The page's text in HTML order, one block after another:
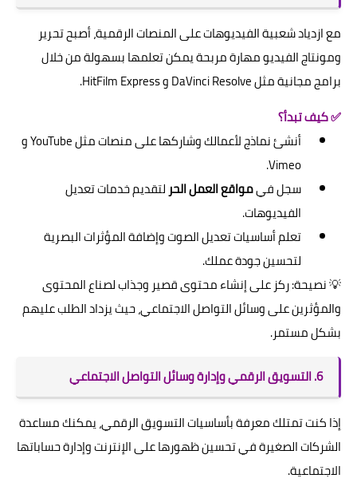
مع ازدياد شعبية الفيديوهات على المنصات الرقمية، أصبح تحرير
ومونتاج الفيديو مهارة مربحة يمكن تعلمها بسهولة من خلال
برامج مجانية مثل DaVinci Resolve و HitFilm Express.
✅ كيف تبدأ؟
أنشئ نماذج لأعمالك وشاركها على منصات مثل YouTube و
Vimeo.
سجل فيمواقع العمل الحرلتقديم خدمات تعديل
الفيديوهات.
تعلم أساسيات تعديل الصوت وإضافة المؤثرات البصرية
لتحسين جودة عملك.
💡 نصيحة: ركز على إنشاء محتوى قصير وجذاب لصناع المحتوى
والمؤثرين على وسائل التواصل الاجتماعي، حيث يزداد الطلب عليهم
بشكل مستمر.
6. التسويق الرقمي وإدارة وسائل التواصل الاجتماعي
إذا كنت تمتلك معرفة بأساسيات التسويق الرقمي، يمكنك مساعدة
الشركات الصغيرة في تحسين ظهورها على الإنترنت وإدارة حساباتها
الاجتماعية.